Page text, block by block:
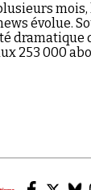
de
évolue.
dramatique
253 000